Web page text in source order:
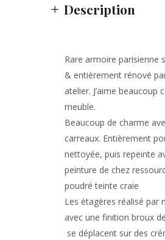
Description
Rare armoire parisienne
& entièrement rénové
atelier. J’aime beaucoup
meuble.
Beaucoup de charme
carreaux. Entièrement
nettoyée, puis repeinte
peinture de chez
poudré teinte craie
Les étagères réalisé par
avec une finition broux
se déplacent sur des